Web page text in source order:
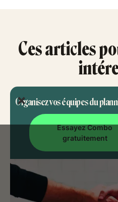
Organisez vos équipes du
Essayez Combo
gratuitement
Ces articles